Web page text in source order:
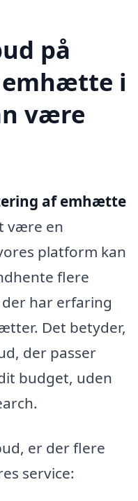
på
i
være
af emhætte
være en
platform kan
flere
har erfaring
Det betyder,
der passer
budget, uden
er der flere
service: